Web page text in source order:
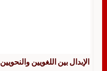
الإبدال بين اللغويين والنحويين